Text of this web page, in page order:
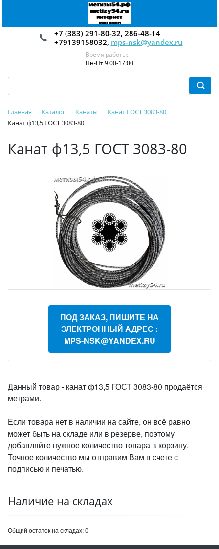
+7 (383) 291-80-32, 286-48-14
+79139158032, mps-nsk@yandex.ru
Время работы:
Пн-Пт 9:00-17:00
Главная Каталог Канаты
Канат ГОСТ 3083-80
Канат ф13,5 ГОСТ 3083-80
Канат ф13,5 ГОСТ 3083-80
ПОД ЗАКАЗ, ПИШИТЕ НА
ЭЛЕКТРОННЫЙ АДРЕС :
MPS-NSK@YANDEX.RU
Данный товар - канат ф13,5 ГОСТ 3083-80 продаётся
метрами.
Если товара нет в наличии на сайте, он всё равно
может быть на складе или в резерве, поэтому
добавляйте нужное количество товара в корзину.
Точное количество мы отправим Вам в счете с
подписью и печатью.
Наличие на складах
Общий остаток на складах:0